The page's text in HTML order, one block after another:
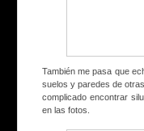
También me pasa que
suelos y paredes de
complicado encontrar
en las fotos.